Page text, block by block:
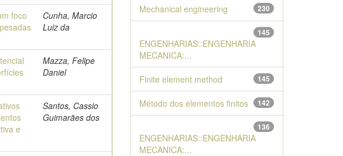
foco
Cunha, Marcio
Luiz da
Mazza, Felipe
Daniel
e
Santos, Cassio
Guimarães dos
230
Mechanical engineering
145
ENGENHARIAS::ENGENHARIA
MECANICA:...
145
Finite element method
142
Método dos elementos finitos
136
ENGENHARIAS::ENGENHARIA
MECANICA:...